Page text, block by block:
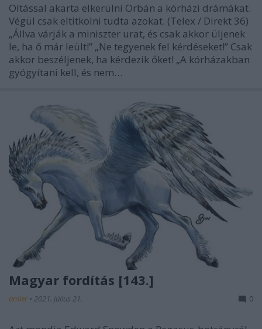
Oltással akarta elkerülni Orbán a kórházi drámákat.
Végül csak eltitkolni tudta azokat. (Telex / Direkt 36)
„Állva várják a miniszter urat, és csak akkor üljenek
le, ha ő már leült!” „Ne tegyenek fel kérdéseket!” Csak
akkor beszéljenek, ha kérdezik őket! „A kórházakban
gyógyítani kell, és nem…
Magyar fordítás [143.]
amier • 2021. július 21. 0